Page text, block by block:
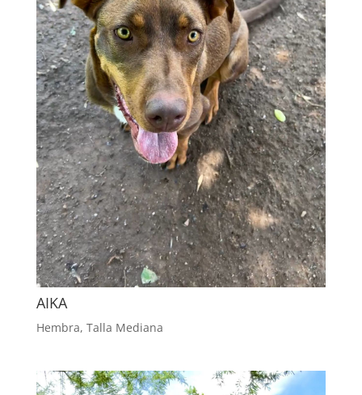
AIKA
Hembra, Talla Mediana